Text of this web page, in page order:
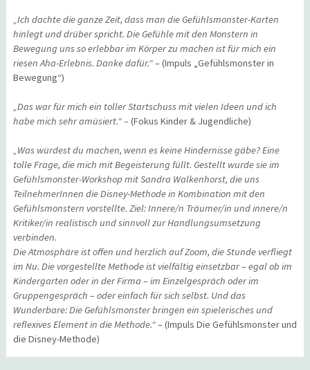
„Ich dachte die ganze Zeit, dass man die Gefühlsmonster-Karten
hinlegt und drüber spricht. Die Gefühle mit den Monstern in
Bewegung uns so erlebbar im Körper zu machen ist für mich ein
riesen Aha-Erlebnis. Danke dafür.“– (Impuls „Gefühlsmonster in
Bewegung“)
„Das war für mich ein toller Startschuss mit vielen Ideen und ich
habe mich sehr amüsiert.“ – (Fokus Kinder & Jugendliche)
„Was würdest du machen, wenn es keine Hindernisse gäbe? Eine
tolle Frage, die mich mit Begeisterung füllt. Gestellt wurde sie im
Gefühlsmonster-Workshop mit Sandra Walkenhorst, die uns
TeilnehmerInnen die Disney-Methode in Kombination mit den
Gefühlsmonstern vorstellte. Ziel: Innere/n Träumer/in und innere/n
Kritiker/in realistisch und sinnvoll zur Handlungsumsetzung
verbinden.
Die Atmosphäre ist offen und herzlich auf Zoom, die Stunde verfliegt
im Nu. Die vorgestellte Methode ist vielfältig einsetzbar – egal ob im
Kindergarten oder in der Firma – im Einzelgespräch oder im
Gruppengespräch – oder einfach für sich selbst. Und das
Wunderbare: Die Gefühlsmonster bringen ein spielerisches und
reflexives Element in die Methode.“– (Impuls Die Gefühlsmonster und
die Disney-Methode)